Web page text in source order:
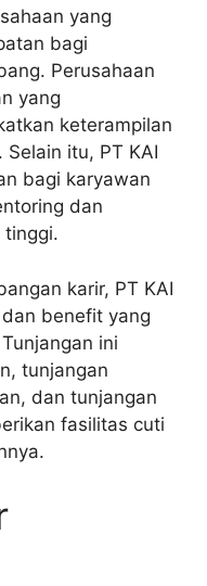
yang
bagi
Perusahaan
yang
keterampilan
itu, PT KAI
bagi karyawan
dan
tinggi.
karir, PT KAI
benefit yang
ini
tunjangan
dan tunjangan
fasilitas cuti